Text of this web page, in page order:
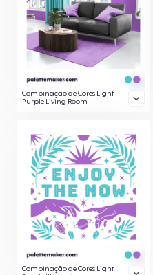
Combinação de Cores Light
Purple Living Room
Combinação de Cores Light